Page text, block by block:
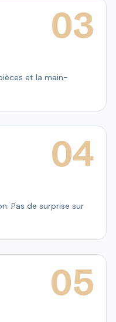
03
et la main-
04
Pas de surprise sur
05